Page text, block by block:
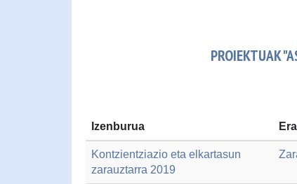
PROIEKTUAK
Izenburua
Kontzientziazio eta elkartasun
zarauztarra 2019